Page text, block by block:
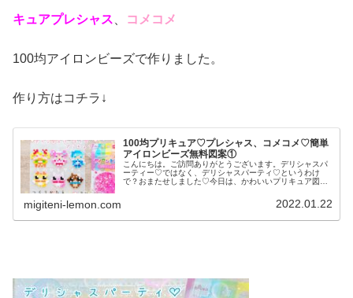
キュアプレシャス コメコメ
100均アイロンビーズで作りました。
作り方はコチラ↓
100均プリキュア♡プレシャス、コメコメ♡簡単
アイロンビーズ無料図案①
こんにちは。ご訪問ありがとうございます。デリシャスパ
ーティー♡ではなく、デリシャスパーティ♡というわけ
で？おまたせしました♡今日は、かわいいプリキュア図案
migiteni-lemon.com 2022.01.22